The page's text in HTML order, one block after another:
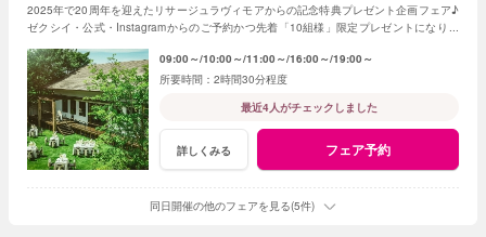
2025年で20周年を迎えたリサージュラヴィモアからの記念特典プレゼント企画フェア♪
ゼクシイ・公式・Instagramからのご予約かつ先着「10組様」限定プレゼントになりま
09:00～ 10:00～ 11:00～ 16:00～ 19:00～
2時間30分程度
最近4人がチェックしました
詳しくみる フェア予約
同日開催の他のフェアを見る(5件)